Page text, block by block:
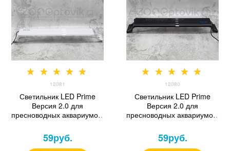
12081
Светильник LED Prime
Версия 2.0 для
пресноводных аквариумов,
59руб.
12080
Светильник LED Prime
Версия 2.0 для
пресноводных аквариумов,
59руб.